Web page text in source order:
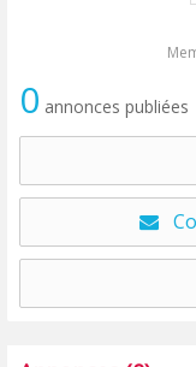
0 annonces publiées